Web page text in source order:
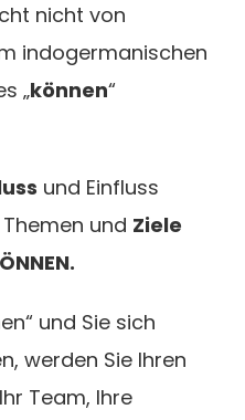
nicht von
indogermanischen
„können“
und Einfluss
und Ziele
und Sie sich
werden Sie Ihren
Team, Ihre